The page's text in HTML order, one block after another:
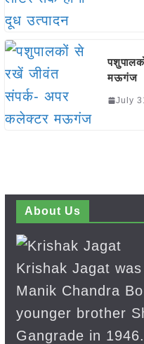
मऊगंज
July
About Us
Krishak Jagat
Manik Chandra
younger brother
Gangrade in